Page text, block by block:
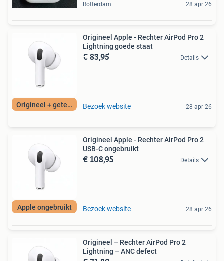
Rotterdam 28 apr 26
Origineel + getest
Origineel Apple - Rechter AirPod Pro 2
Lightning goede staat
€ 83,95 Details
Bezoek website 28 apr 26
Apple ongebruikt
Origineel Apple - Rechter AirPod Pro 2
USB-C ongebruikt
€ 108,95 Details
Bezoek website 28 apr 26
Origineel – Rechter AirPod Pro 2
Lightning – ANC defect